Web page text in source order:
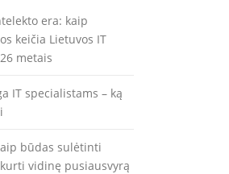
era: kaip
keičia Lietuvos IT
metais
IT specialistams – ką
būdas sulėtinti
vidinę pusiausvyrą